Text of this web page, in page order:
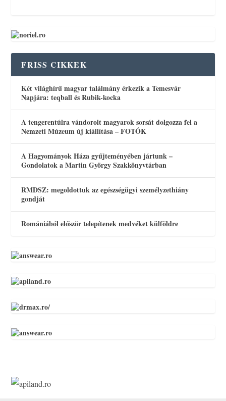
FRISS CIKKEK
Két világhírű magyar találmány érkezik a Temesvár
Napjára: teqball és Rubik-kocka
A tengerentúlra vándorolt magyarok sorsát dolgozza fel a
Nemzeti Múzeum új kiállítása – FOTÓK
A Hagyományok Háza gyűjteményében jártunk –
Gondolatok a Martin György Szakkönyvtárban
RMDSZ: megoldottuk az egészségügyi személyzethiány
gondját
Romániából először telepítenek medvéket külföldre